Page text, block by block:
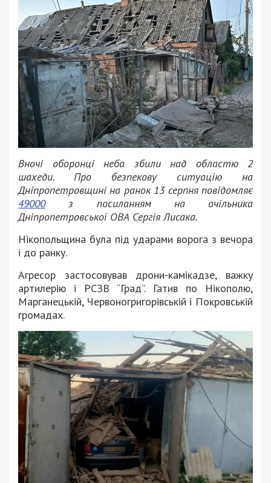
Вночі оборонці неба збили над областю 2
шахеди. Про безпекову ситуацію на
Дніпропетровщині на ранок 13 серпня повідомляє
49000з посиланням на очільника
Дніпропетровської ОВА Сергія Лисака.
Нікопольщина була під ударами ворога з вечора
і до ранку.
Агресор застосовував дрони-камікадзе, важку
артилерію і РСЗВ “Град”. Гатив по Нікополю,
Марганецькій, Червоногригорівській і Покровській
громадах.